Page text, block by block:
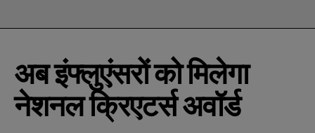
अब इंफ्लुएंसरों को मिलेगा
नेशनल क्रिएटर्स अवॉर्ड